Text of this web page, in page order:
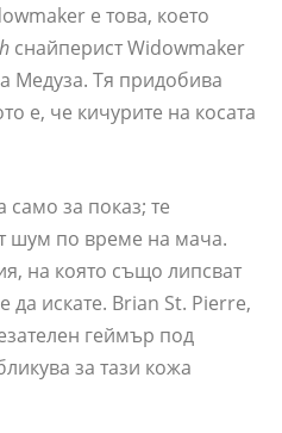
е това, което
снайперист Widowmaker
Медуза. Тя придобива
е, че кичурите на косата
само за показ; те
шум по време на мача.
на която също липсват
да искате. Brian St. Pierre,
геймър под
за тази кожа